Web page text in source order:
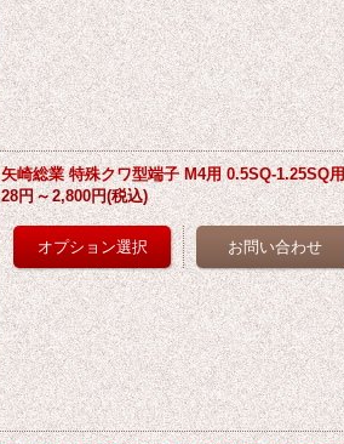
矢崎総業 特殊クワ型端子 M4用 0.5SQ-1.25SQ用
28円～2,800円(税込)